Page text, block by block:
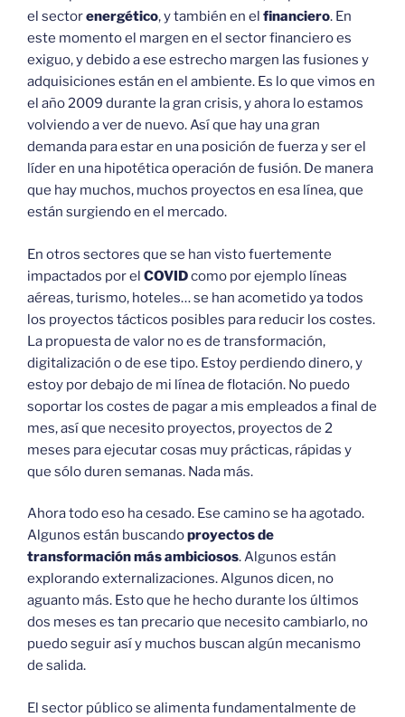
el sectorenergético, y también en el financiero. En
este momento el margen en el sector financiero es
exiguo, y debido a ese estrecho margen las fusiones y
adquisiciones están en el ambiente. Es lo que vimos en
el año 2009 durante la gran crisis, y ahora lo estamos
volviendo a ver de nuevo. Así que hay una gran
demanda para estar en una posición de fuerza y ser el
líder en una hipotética operación de fusión. De manera
que hay muchos, muchos proyectos en esa línea, que
están surgiendo en el mercado.
En otros sectores que se han visto fuertemente
impactados por el COVIDcomo por ejemplo líneas
aéreas, turismo, hoteles… se han acometido ya todos
los proyectos tácticos posibles para reducir los costes.
La propuesta de valor no es de transformación,
digitalización o de ese tipo. Estoy perdiendo dinero, y
estoy por debajo de mi línea de flotación. No puedo
soportar los costes de pagar a mis empleados a final de
mes, así que necesito proyectos, proyectos de 2
meses para ejecutar cosas muy prácticas, rápidas y
que sólo duren semanas. Nada más.
Ahora todo eso ha cesado. Ese camino se ha agotado.
Algunos están buscandoproyectos de
transformación más ambiciosos. Algunos están
explorando externalizaciones. Algunos dicen, no
aguanto más. Esto que he hecho durante los últimos
dos meses es tan precario que necesito cambiarlo, no
puedo seguir así y muchos buscan algún mecanismo
de salida.
El sector público se alimenta fundamentalmente de